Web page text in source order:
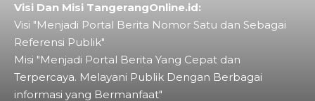
Visi Dan Misi TangerangOnline.id:
Visi "Menjadi Portal Berita Nomor Satu dan Sebagai
Referensi Publik"
Misi "Menjadi Portal Berita Yang Cepat dan
Terpercaya. Melayani Publik Dengan Berbagai
informasi yang Bermanfaat"